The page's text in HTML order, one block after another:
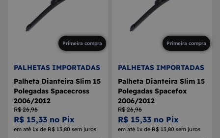
Primeira compra
PALHETAS IMPORTADAS
Palheta Dianteira Slim 15
Polegadas Spacecross
2006/2012
R$ 26,96
R$ 15,33 no Pix
em até 1x de R$ 13,80 sem juros
Primeira compra
PALHETAS IMPORTADAS
Palheta Dianteira Slim 15
Polegadas Spacefox
2006/2012
R$ 26,96
R$ 15,33 no Pix
em até 1x de R$ 13,80 sem juros